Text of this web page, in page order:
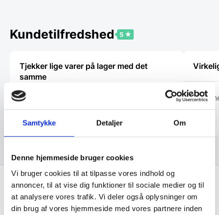
Samtykke Detaljer Om
Denne hjemmeside bruger cookies
Vi bruger cookies til at tilpasse vores indhold og
annoncer, til at vise dig funktioner til sociale medier og til
at analysere vores trafik. Vi deler også oplysninger om
din brug af vores hjemmeside med vores partnere inden
på
Kundetilfredshed
Tjekker lige varer på lager med det
samme
Laila
Hurtig levering fra kun 59 kr.
Landsdækkende dag- til dag levering